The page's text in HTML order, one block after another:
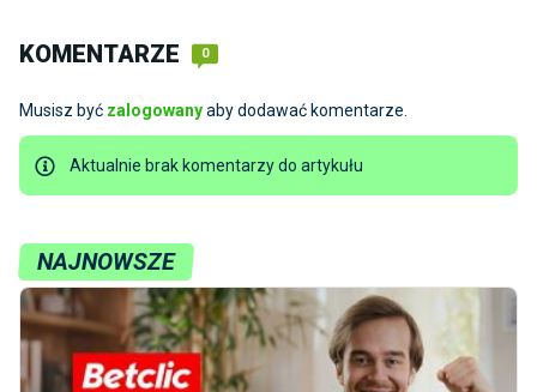
KOMENTARZE 0
Musisz być zalogowanyaby dodawać komentarze.
Aktualnie brak komentarzy do artykułu
NAJNOWSZE